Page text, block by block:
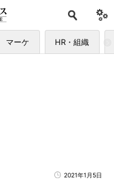
マーケ HR・組織
2021年1月5日